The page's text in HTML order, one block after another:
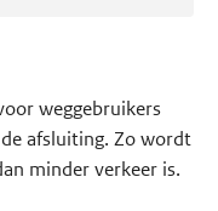
weggebruikers
afsluiting. Zo wordt
minder verkeer is.